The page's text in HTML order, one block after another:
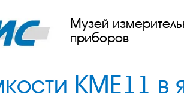
Музей
приборов
КМЕ11 в